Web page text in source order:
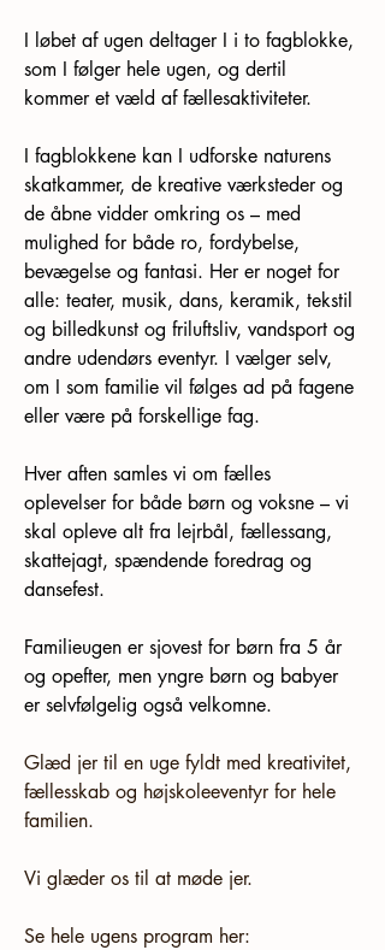
I løbet af ugen deltager I i to fagblokke,
som I følger hele ugen, og dertil
kommer et væld af fællesaktiviteter.
I fagblokkene kan I udforske naturens
skatkammer, de kreative værksteder og
de åbne vidder omkring os – med
mulighed for både ro, fordybelse,
bevægelse og fantasi. Her er noget for
alle: teater, musik, dans, keramik, tekstil
og billedkunst og friluftsliv, vandsport og
andre udendørs eventyr. I vælger selv,
om I som familie vil følges ad på fagene
eller være på forskellige fag.
Hver aften samles vi om fælles
oplevelser for både børn og voksne – vi
skal opleve alt fra lejrbål, fællessang,
skattejagt, spændende foredrag og
dansefest.
Familieugen er sjovest for børn fra 5 år
og opefter, men yngre børn og babyer
er selvfølgelig også velkomne.
Glæd jer til en uge fyldt med kreativitet,
fællesskab og højskoleeventyr for hele
familien.
Vi glæder os til at møde jer.
Se hele ugens program her: